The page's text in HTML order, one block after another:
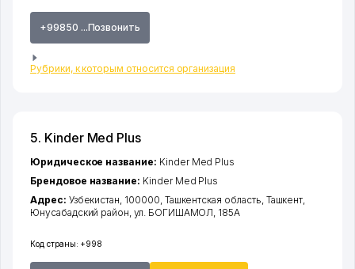
+99850 ...Позвонить
Рубрики, к которым относится организация
5. Kinder Med Plus
Код страны: +998
Юридическое название: Kinder Med Plus
Брендовое название: Kinder Med Plus
Адрес: Узбекистан, 100000, Ташкентская область Ташкент
Юнусабадский район ,ул. БОГИШАМОЛ , 185А